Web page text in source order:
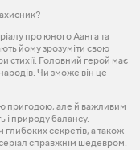
про юного Аанга та
йому зрозуміти свою
стихії. Головний герой має
Чи зможе він це
пригодою, але й важливим
і природу балансу.
секретів, а також
справжнім шедевром.